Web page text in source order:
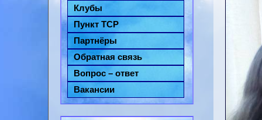
Клубы
Пункт ТСР
Партнёры
Обратная связь
Вопрос – ответ
Вакансии